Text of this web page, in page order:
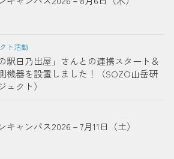
ト活動
の駅日乃出屋」さんとの連携スタート＆
機器を設置しました！（SOZO山岳研
ェクト）
キャンパス2026－7月11日（土）